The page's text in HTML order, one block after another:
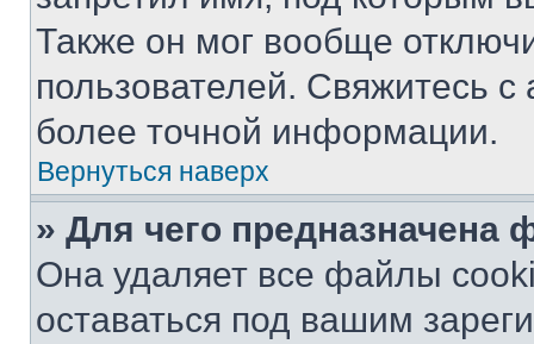
Также он мог вообще
пользователей. Свяжитесь
более точной информации.
Вернуться наверх
» Для чего предназначена
Она удаляет все файлы
оставаться под вашим